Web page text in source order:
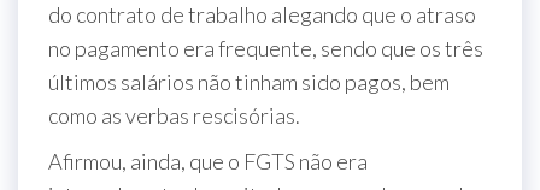
do contrato de trabalho alegando que o atraso
no pagamento era frequente, sendo que os três
últimos salários não tinham sido pagos, bem
como as verbas rescisórias.
Afirmou, ainda, que o FGTS não era